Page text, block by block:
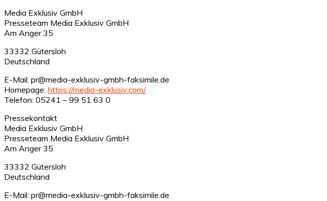
Media Exklusiv GmbH
Presseteam Media Exklusiv GmbH
Am Anger 35
33332 Gütersloh
Deutschland
E-Mail: pr@media-exklusiv-gmbh-faksimile.de
Homepage: https://media-exklusiv.com/
Telefon: 05241 – 99 51 63 0
Pressekontakt
Media Exklusiv GmbH
Presseteam Media Exklusiv GmbH
Am Anger 35
33332 Gütersloh
Deutschland
E-Mail: pr@media-exklusiv-gmbh-faksimile.de